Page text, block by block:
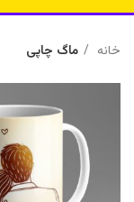
خانه ماگ چاپی